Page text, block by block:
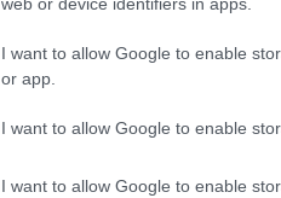
I want to allow Google to enable
or app.
I want to allow Google to enable
I want to allow Google to enable